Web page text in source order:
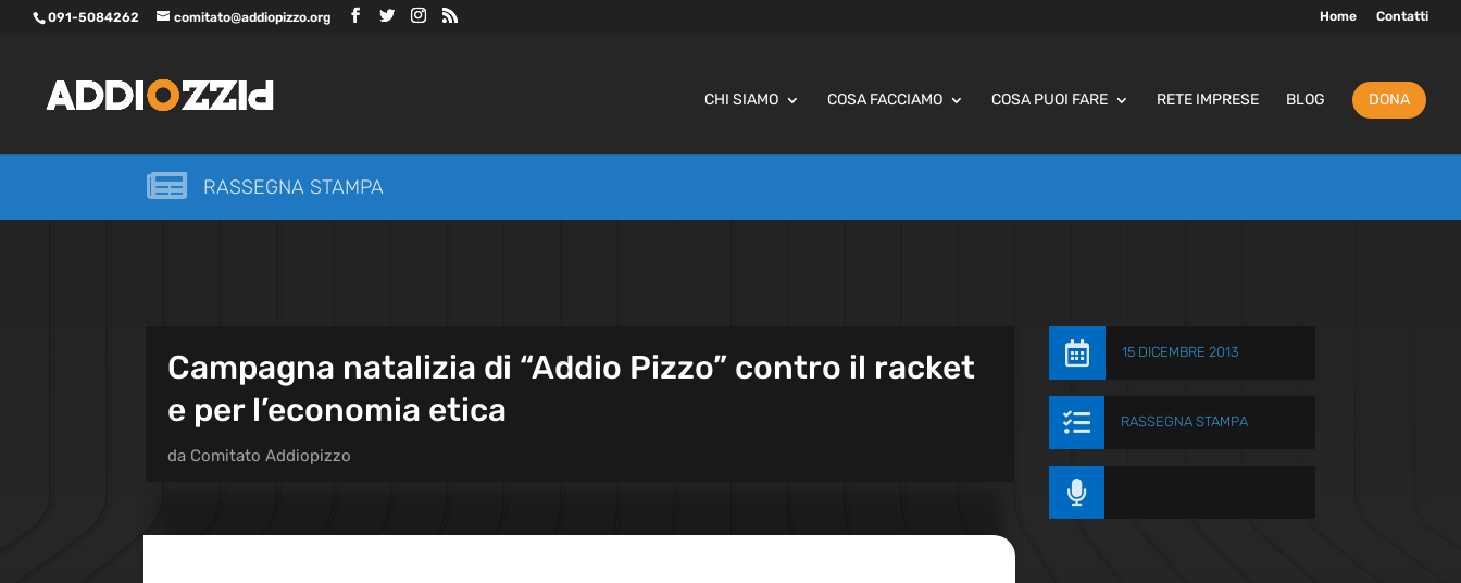
091-5084262 comitato@addiopizzo.org Home Contatti
CHI SIAMO COSA FACCIAMO COSA PUOI FARE RETE IMPRESE BLOG DONA
 RASSEGNA STAMPA
Campagna natalizia di “Addio Pizzo” contro il racket
e per l’economia etica
da Comitato Addiopizzo
 15 DICEMBRE 2013
 RASSEGNA STAMPA
